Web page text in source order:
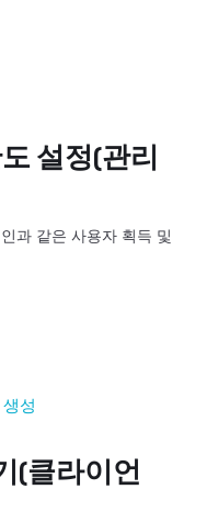
설정(관리
과 같은 사용자 획득 및
성
(클라이언